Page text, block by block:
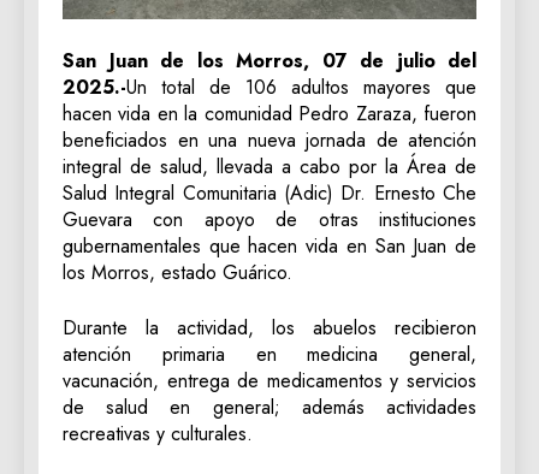
San Juan de los Morros, 07 de julio del
2025.-Un total de 106 adultos mayores que
hacen vida en la comunidad Pedro Zaraza, fueron
beneficiados en una nueva jornada de atención
integral de salud, llevada a cabo por la Área de
Salud Integral Comunitaria (Adic) Dr. Ernesto Che
Guevara con apoyo de otras instituciones
gubernamentales que hacen vida en San Juan de
los Morros, estado Guárico.
Durante la actividad, los abuelos recibieron
atención primaria en medicina general,
vacunación, entrega de medicamentos y servicios
de salud en general; además actividades
recreativas y culturales.